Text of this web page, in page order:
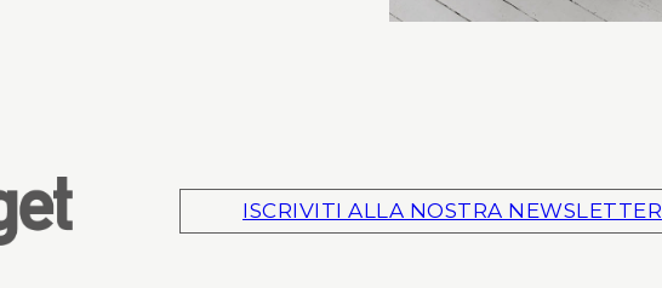
ISCRIVITI ALLA NOSTRA NEWSLETTER